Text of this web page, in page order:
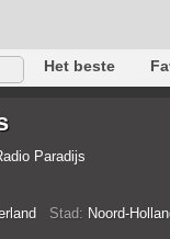
Het beste
Paradijs
Stad: Noord-